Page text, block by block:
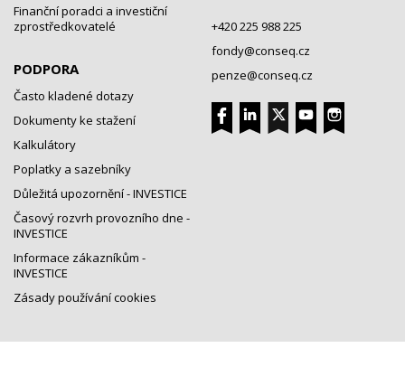
Finanční poradci a investiční
zprostředkovatelé
PODPORA
Často kladené dotazy
Dokumenty ke stažení
Kalkulátory
Poplatky a sazebníky
Důležitá upozornění - INVESTICE
Časový rozvrh provozního dne -
INVESTICE
Informace zákazníkům -
INVESTICE
Zásady používání cookies
+420 225 988 225
fondy@conseq.cz
penze@conseq.cz